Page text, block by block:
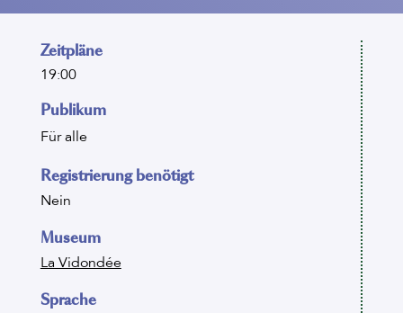
Zeitpläne
19:00
Publikum
Für alle
Registrierung benötigt
Nein
Museum
La Vidondée
Sprache